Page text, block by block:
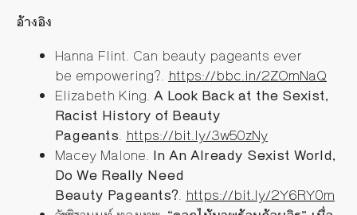
อ้างอิง
Hanna Flint. Can beauty pageants ever
be empowering?. https://bbc.in/2ZOmNaQ
Elizabeth King. A Look Back at the Sexist,
Racist History of Beauty
Pageants. https://bit.ly/3w50zNy
Macey Malone. In An Already Sexist World,
Do We Really Need
Beauty Pageants?. https://bit.ly/2Y6RY0m